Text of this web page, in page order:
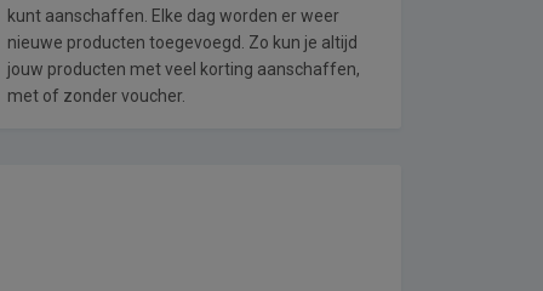
kunt aanschaffen. Elke dag worden er weer
nieuwe producten toegevoegd. Zo kun je altijd
jouw producten met veel korting aanschaffen,
met of zonder voucher.